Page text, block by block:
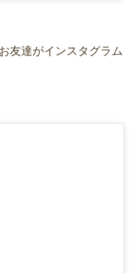
友達がインスタグラム